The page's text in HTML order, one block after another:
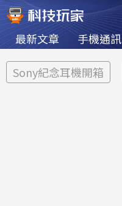
最新文章 手機通訊
Sony紀念耳機開箱